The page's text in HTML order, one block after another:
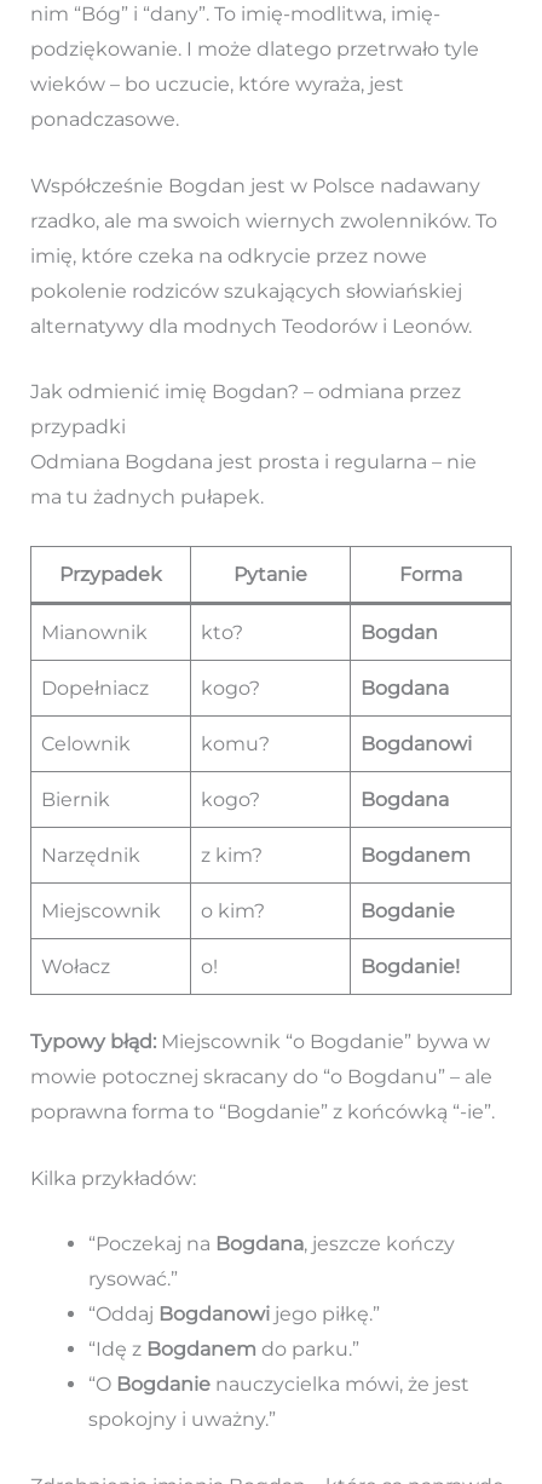
nim “Bóg” i “dany”. To imię-modlitwa, imię-
podziękowanie. I może dlatego przetrwało tyle
wieków – bo uczucie, które wyraża, jest
ponadczasowe.
Współcześnie Bogdan jest w Polsce nadawany
rzadko, ale ma swoich wiernych zwolenników. To
imię, które czeka na odkrycie przez nowe
pokolenie rodziców szukających słowiańskiej
alternatywy dla modnych Teodorów i Leonów.
Jak odmienić imię Bogdan? – odmiana przez
przypadki
Odmiana Bogdana jest prosta i regularna – nie
ma tu żadnych pułapek.
Przypadek Pytanie Forma
Mianownik kto? Bogdan
Dopełniacz kogo? Bogdana
Celownik komu? Bogdanowi
Biernik kogo? Bogdana
Narzędnik z kim? Bogdanem
Miejscownik o kim? Bogdanie
Wołacz o! Bogdanie!
Typowy błąd:Miejscownik “o Bogdanie” bywa w
mowie potocznej skracany do “o Bogdanu” – ale
poprawna forma to “Bogdanie” z końcówką “-ie”.
Kilka przykładów:
“Poczekaj na Bogdana, jeszcze kończy
rysować.”
“Oddaj Bogdanowijego piłkę.”
“Idę z Bogdanem do parku.”
“O Bogdanienauczycielka mówi, że jest
spokojny i uważny.”